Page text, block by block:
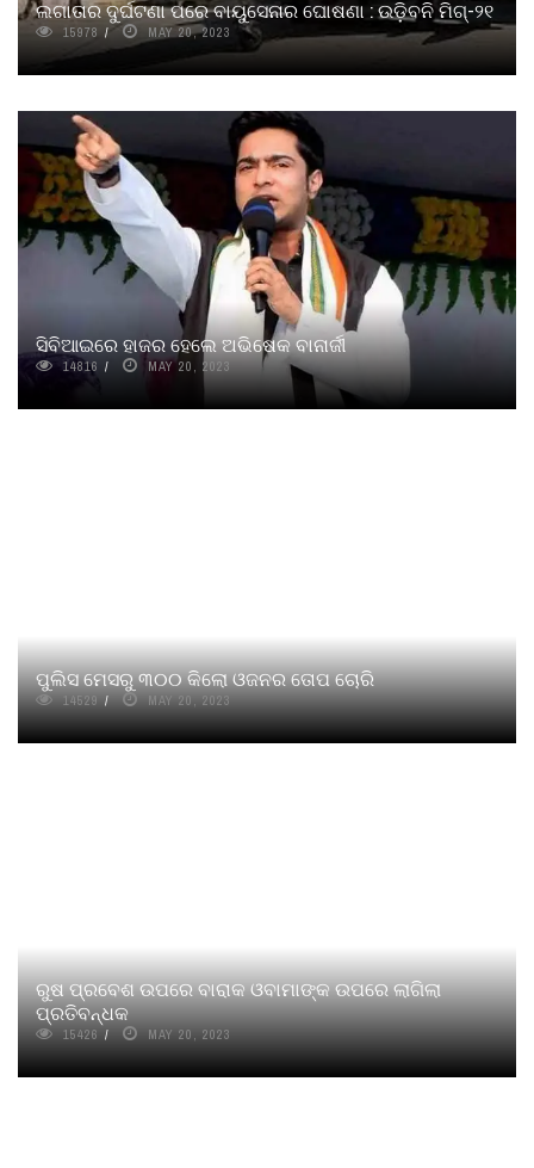
ଲଗାତାର ଦୁର୍ଘଟଣା ପରେ ବାୟୁସେନାର ଘୋଷଣା : ଉଡ଼ିବନି ମିଗ୍‌-୨୧
15978 MAY 20, 2023
ସିବିଆଇରେ ହାଜର ହେଲେ ଅଭିଷେକ ବାନାର୍ଜୀ
14816 MAY 20, 2023
ପୁଲିସ ମେସରୁ ୩୦୦ କିଲୋ ଓଜନର ତୋପ ଚୋରି
14529 MAY 20, 2023
ରୁଷ ପ୍ରବେଶ ଉପରେ ବାରାକ ଓବାମାଙ୍କ ଉପରେ ଲାଗିଲା
ପ୍ରତିବନ୍ଧକ
15426 MAY 20, 2023